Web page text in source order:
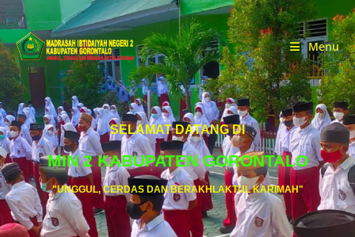
Menu
SELAMAT DATANG DI
MIN 2 KABUPATEN GORONTALO
"UNGGUL, CERDAS DAN BERAKHLAKTUL KARIMAH"